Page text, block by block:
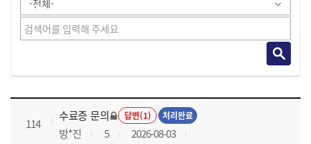
국가회계이론 과정 목록 으로 번호, 제목, 작성자, 조회수, 등록 일로 나열 되고 있습니다.
114
수료증 문의 답변(1) 처리완료
방*진 5 2026-08-03